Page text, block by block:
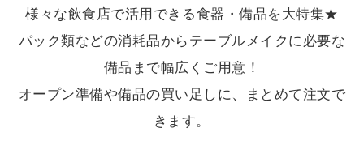
様々な飲食店で活用できる食器・備品を大特集★
パック類などの消耗品からテーブルメイクに必要な
備品まで幅広くご用意！
オープン準備や備品の買い足しに、まとめて注文で
きます。